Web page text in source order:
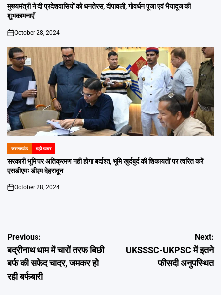
IN
मुख्यमंत्री ने दी प्रदेशवासियों को धनतेरस, दीपावली, गोवर्धन पूजा एवं भैयादूज की
शुभकामनाएँ
on
October 28, 2024
POSTED
IN
उत्तराखंड बड़ी खबर
सरकारी भूमि पर अतिक्रमण नही होगा बर्दाश्त, भूमि खुर्दबुर्द की शिकायतों पर त्वरित करें
एसडीएमः डीएम देहरादून
on
October 28, 2024
Post
navigation
Previous:
बद्रीनाथ धाम में चारों तरफ बिछी
बर्फ की सफेद चादर, जमकर हो
रही बर्फबारी
Next:
UKSSSC-UKPSC में इतने
फीसदी अनुपस्थित